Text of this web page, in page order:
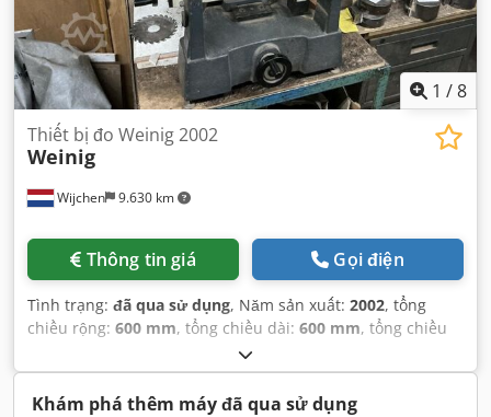
1 /8
Wijchen 9.630 km
Thiết bị đo Weinig 2002
Weinig
Thông tin giá Gọi điện
Tình trạng: đã qua sử dụng, Năm sản xuất: 2002, tổng
chiều rộng: 600 mm, tổng chiều dài: 600 mm, tổng chiều
Khám phá thêm máy đã qua sử dụng